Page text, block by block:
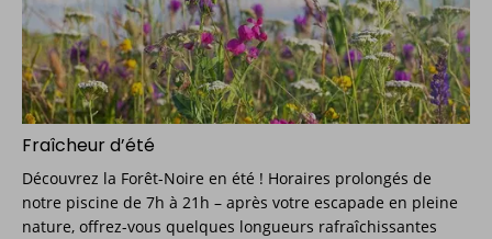
Fraîcheur d’été
Découvrez la Forêt-Noire en été ! Horaires prolongés de
notre piscine de 7h à 21h – après votre escapade en pleine
nature, offrez-vous quelques longueurs rafraîchissantes